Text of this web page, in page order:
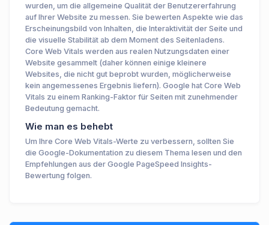
wurden, um die allgemeine Qualität der Benutzererfahrung
auf Ihrer Website zu messen. Sie bewerten Aspekte wie das
Erscheinungsbild von Inhalten, die Interaktivität der Seite und
die visuelle Stabilität ab dem Moment des Seitenladens.
Core Web Vitals werden aus realen Nutzungsdaten einer
Website gesammelt (daher können einige kleinere
Websites, die nicht gut beprobt wurden, möglicherweise
kein angemessenes Ergebnis liefern). Google hat Core Web
Vitals zu einem Ranking-Faktor für Seiten mit zunehmender
Bedeutung gemacht.
Wie man es behebt
Um Ihre Core Web Vitals-Werte zu verbessern, sollten Sie
die Google-Dokumentation zu diesem Thema lesen und den
Empfehlungen aus der Google PageSpeed Insights-
Bewertung folgen.